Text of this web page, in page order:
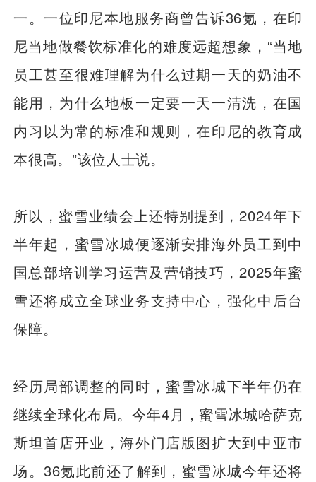
一。一位印尼本地服务商曾告诉36氪，在印
尼当地做餐饮标准化的难度远超想象，“当地
员工甚至很难理解为什么过期一天的奶油不
能用，为什么地板一定要一天一清洗，在国
内习以为常的标准和规则，在印尼的教育成
本很高。”该位人士说。
所以，蜜雪业绩会上还特别提到，2024年下
半年起，蜜雪冰城便逐渐安排海外员工到中
国总部培训学习运营及营销技巧，2025年蜜
雪还将成立全球业务支持中心，强化中后台
保障。
经历局部调整的同时，蜜雪冰城下半年仍在
继续全球化布局。今年4月，蜜雪冰城哈萨克
斯坦首店开业，海外门店版图扩大到中亚市
场。36氪此前还了解到，蜜雪冰城今年还将